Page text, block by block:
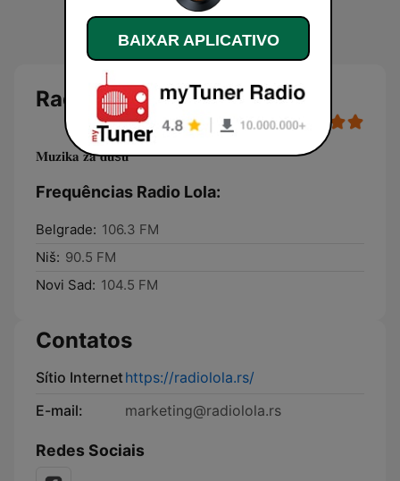
Radio Lola
𝐌𝐮𝐳𝐢𝐤𝐚 𝐳𝐚 𝐝𝐮š𝐮
Frequências Radio Lola:
Belgrade: 106.3 FM
Niš: 90.5 FM
Novi Sad: 104.5 FM
Contatos
Sítio Internethttps://radiolola.rs/
E-mail:
marketing@radiolola.rs
Redes Sociais
BAIXAR APLICATIVO